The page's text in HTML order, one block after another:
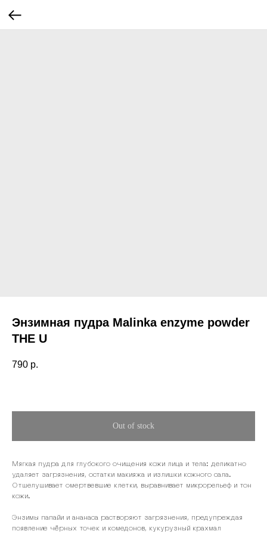
Энзимная пудра Malinka enzyme powder
THE U
790 р.
Out of stock
Мягкая пудра для глубокого очищения кожи лица и тела: деликатно
удаляет загрязнения, остатки макияжа и излишки кожного сала.
Отшелушивает омертвевшие клетки, выравнивает микрорельеф и тон
кожи.
Энзимы папайи и ананаса растворяют загрязнения, предупреждая
появление чёрных точек и комедонов, кукурузный крахмал